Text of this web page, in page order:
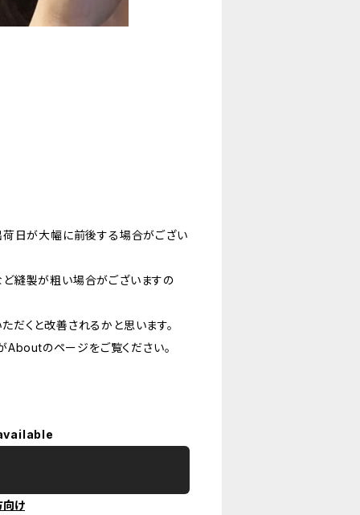
荷日が大幅に前後する場合がござい
縫製が粗い場合がございますの
くと改善されるかと思います。
のページをご覧ください。
向け